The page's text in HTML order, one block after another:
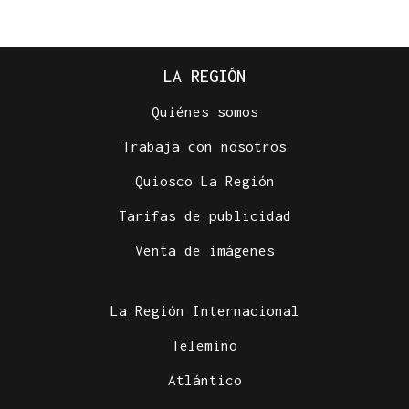
LA REGIÓN
Quiénes somos
Trabaja con nosotros
Quiosco La Región
Tarifas de publicidad
Venta de imágenes
La Región Internacional
Telemiño
Atlántico